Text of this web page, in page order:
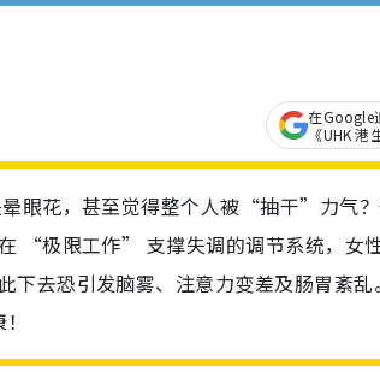
在Google
《UHK 港
晕眼花，甚至觉得整个人被“抽干”力气
“极限工作” 支撑失调的调节系统，女
下去恐引发脑雾、注意力变差及肠胃紊